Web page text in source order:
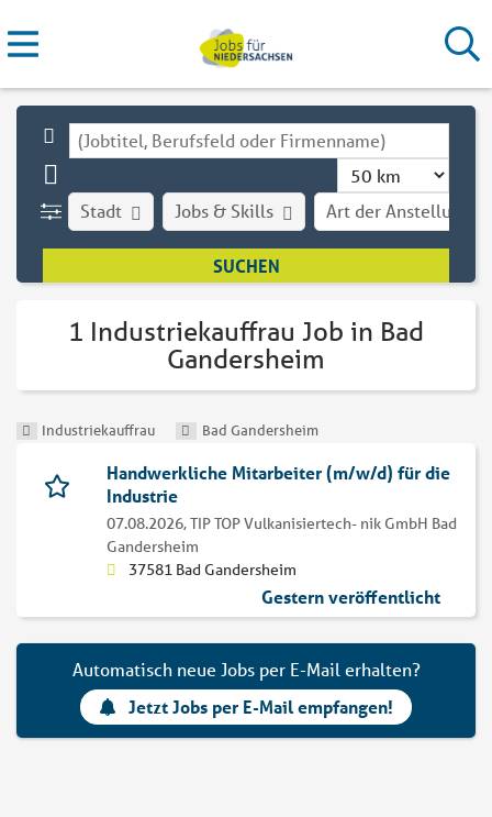
Stadt Art der Anstellung
Jobs & Skills
1 Industriekauffrau Job in Bad
Gandersheim
Industriekauffrau Bad Gandersheim
Handwerkliche Mitarbeiter (m/w/d) für die
Industrie
07.08.2026,TIP TOP Vulkanisiertech- nik GmbH Bad
Gandersheim
37581 Bad Gandersheim
Gestern veröffentlicht
Automatisch neue Jobs per E-Mail erhalten?
Jetzt Jobs per E-Mail empfangen!